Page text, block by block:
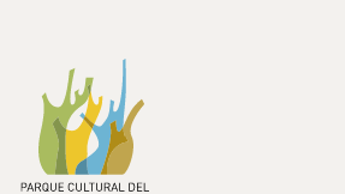
PARQUE CULTURAL DEL
CHOPO CABECERO
DEL ALTO ALFAMBRA